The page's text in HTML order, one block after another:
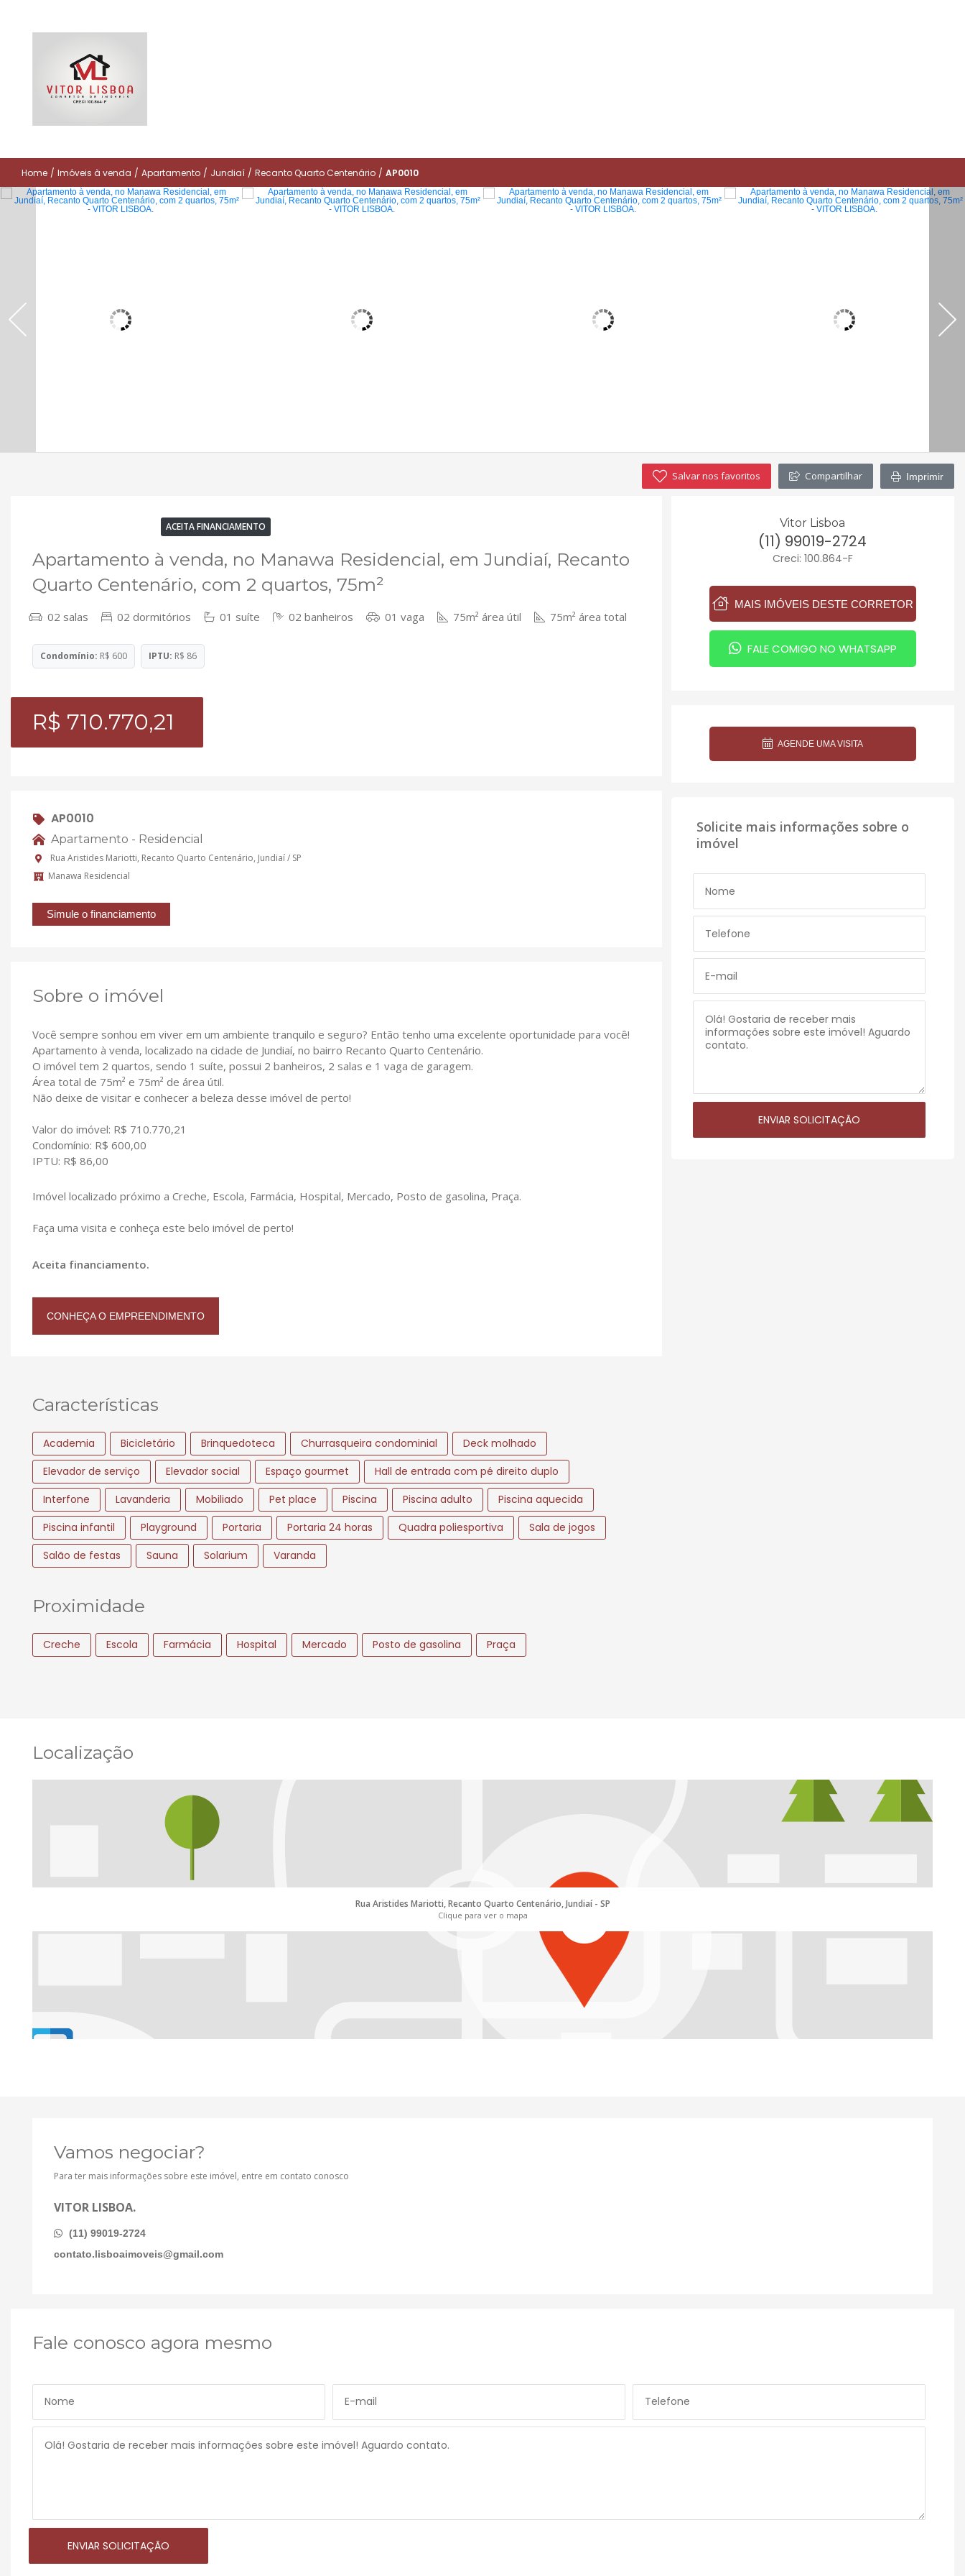
Home / Imóveis à venda / Apartamento / Jundiaí / Recanto Quarto Centenário / AP0010
Salvar nos favoritos Compartilhar Imprimir
ACEITA FINANCIAMENTO
Apartamento à venda, no Manawa Residencial, em Jundiaí, Recanto
Quarto Centenário, com 2 quartos, 75m²
02 salas 02 dormitórios 01 suíte 02 banheiros 01 vaga 75m² área útil 75m² área total
Condomínio: R$ 600 IPTU: R$ 86
R$ 710.770,21
AP0010
Apartamento - Residencial
Rua Aristides Mariotti, Recanto Quarto Centenário, Jundiaí / SP
Manawa Residencial
Simule o financiamento
Sobre o imóvel
Você sempre sonhou em viver em um ambiente tranquilo e seguro? Então tenho uma excelente oportunidade para você!
Apartamento à venda, localizado na cidade de Jundiaí, no bairro Recanto Quarto Centenário.
O imóvel tem 2 quartos, sendo 1 suíte, possui 2 banheiros, 2 salas e 1 vaga de garagem.
Área total de 75m² e 75m² de área útil.
Não deixe de visitar e conhecer a beleza desse imóvel de perto!
Valor do imóvel: R$ 710.770,21
Condomínio: R$ 600,00
IPTU: R$ 86,00
Imóvel localizado próximo a Creche, Escola, Farmácia, Hospital, Mercado, Posto de gasolina, Praça.
Faça uma visita e conheça este belo imóvel de perto!
Aceita financiamento.
CONHEÇA O EMPREENDIMENTO
Características
Academia Bicicletário Brinquedoteca Churrasqueira condominial
Deck molhado
Elevador de serviço
Elevador social Espaço gourmet
Hall de entrada com pé direito duplo
Interfone
Lavanderia Mobiliado Pet place Piscina Piscina adulto
Piscina aquecida
Piscina infantil
Playground Portaria Portaria 24 horas Quadra poliesportiva
Sala de jogos
Salão de festas
Sauna Solarium Varanda
Proximidade
Creche Escola Farmácia Hospital Mercado Posto de gasolina Praça
Vitor Lisboa
(11) 99019-2724
Creci: 100.864-F
MAIS IMÓVEIS DESTE CORRETOR
FALE COMIGO NO WHATSAPP
AGENDE UMA VISITA
Solicite mais informações sobre o
imóvel
Localização
Rua Aristides Mariotti, Recanto Quarto Centenário, Jundiaí - SP
Clique para ver o mapa
Vamos negociar?
Para ter mais informações sobre este imóvel, entre em contato conosco
VITOR LISBOA.
(11) 99019-2724
contato.lisboaimoveis@gmail.com
Fale conosco agora mesmo